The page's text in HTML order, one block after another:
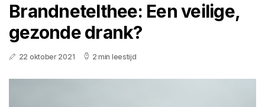
Brandnetelthee: Een veilige,
gezonde drank?
22 oktober 2021 2 min leestijd